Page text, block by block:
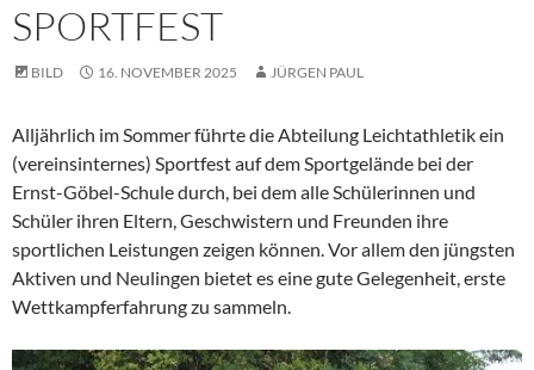
SPORTFEST
BILD 16. NOVEMBER 2025 JÜRGEN PAUL
Alljährlich im Sommer führte die Abteilung Leichtathletik ein
(vereinsinternes) Sportfest auf dem Sportgelände bei der
Ernst-Göbel-Schule durch, bei dem alle Schülerinnen und
Schüler ihren Eltern, Geschwistern und Freunden ihre
sportlichen Leistungen zeigen können. Vor allem den jüngsten
Aktiven und Neulingen bietet es eine gute Gelegenheit, erste
Wettkampferfahrung zu sammeln.